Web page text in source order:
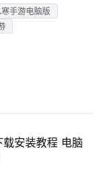
手游电脑版
安装教程 电脑